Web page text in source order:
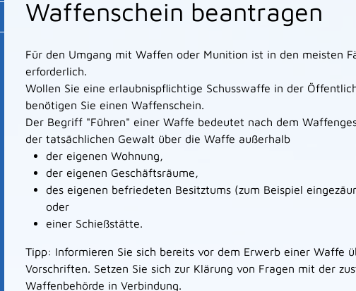
Waffenschein beantragen
Für den Umgang mit Waffen oder Munition ist in den meisten
erforderlich.
Wollen Sie eine erlaubnispflichtige Schusswaffe in der
benötigen Sie einen Waffenschein.
Der Begriff "Führen" einer Waffe bedeutet nach dem
der tatsächlichen Gewalt über die Waffe außerhalb
der eigenen Wohnung,
der eigenen Geschäftsräume,
des eigenen befriedeten Besitztums(zum Beispiel
oder
einer Schießstätte.
Tipp: Informieren Sie sich bereits vor dem Erwerb einer Waffe
Vorschriften. Setzen Sie sich zur Klärung von Fragen mit der
Waffenbehörde in Verbindung.